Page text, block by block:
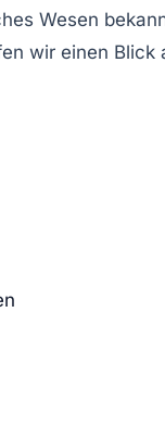
Wesen
wir einen